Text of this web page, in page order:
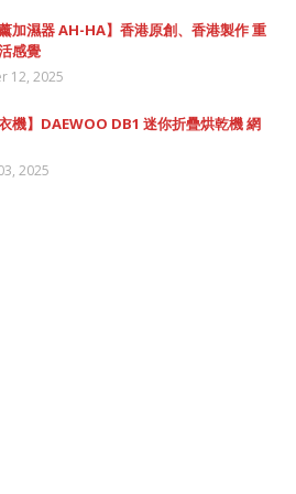
薰加濕器 AH-HA】香港原創、香港製作 重
感覺
12, 2025
衣機】DAEWOO DB1 迷你折疊烘乾機 網
2025